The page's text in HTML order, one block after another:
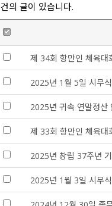
건의 글이 있습니다.
제 34회 항만인 체육대
2025년 1월 5일 시무식
2025년 귀속 연말정산
제 33회 항만인 체육대
2025년 창립 37주년
2025년 1월 3일 시무식